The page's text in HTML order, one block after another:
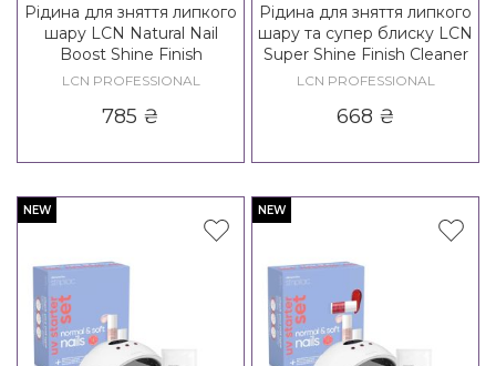
Рідина для зняття липкого
шару LCN Natural Nail
Boost Shine Finish
LCN PROFESSIONAL
785 ₴
Рідина для зняття липкого
шару та супер блиску LCN
Super Shine Finish Cleaner
LCN PROFESSIONAL
668 ₴
NEW NEW